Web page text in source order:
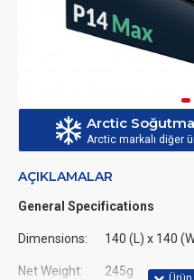
Arctic
Arctic markalı diğer
AÇIKLAMALAR
General Specifications
Dimensions: 140 (L) x 140
Net Weight: 245g